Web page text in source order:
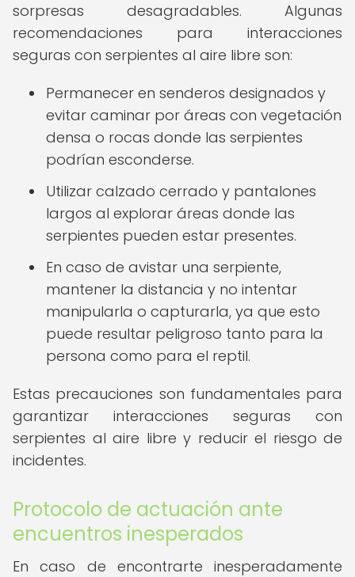
sorpresas desagradables. Algunas
recomendaciones para interacciones
seguras con serpientes al aire libre son:
Permanecer en senderos designados y
evitar caminar por áreas con vegetación
densa o rocas donde las serpientes
podrían esconderse.
Utilizar calzado cerrado y pantalones
largos al explorar áreas donde las
serpientes pueden estar presentes.
En caso de avistar una serpiente,
mantener la distancia y no intentar
manipularla o capturarla, ya que esto
puede resultar peligroso tanto para la
persona como para el reptil.
Estas precauciones son fundamentales para
garantizar interacciones seguras con
serpientes al aire libre y reducir el riesgo de
incidentes.
Protocolo de actuación ante
encuentros inesperados
En caso de encontrarte inesperadamente